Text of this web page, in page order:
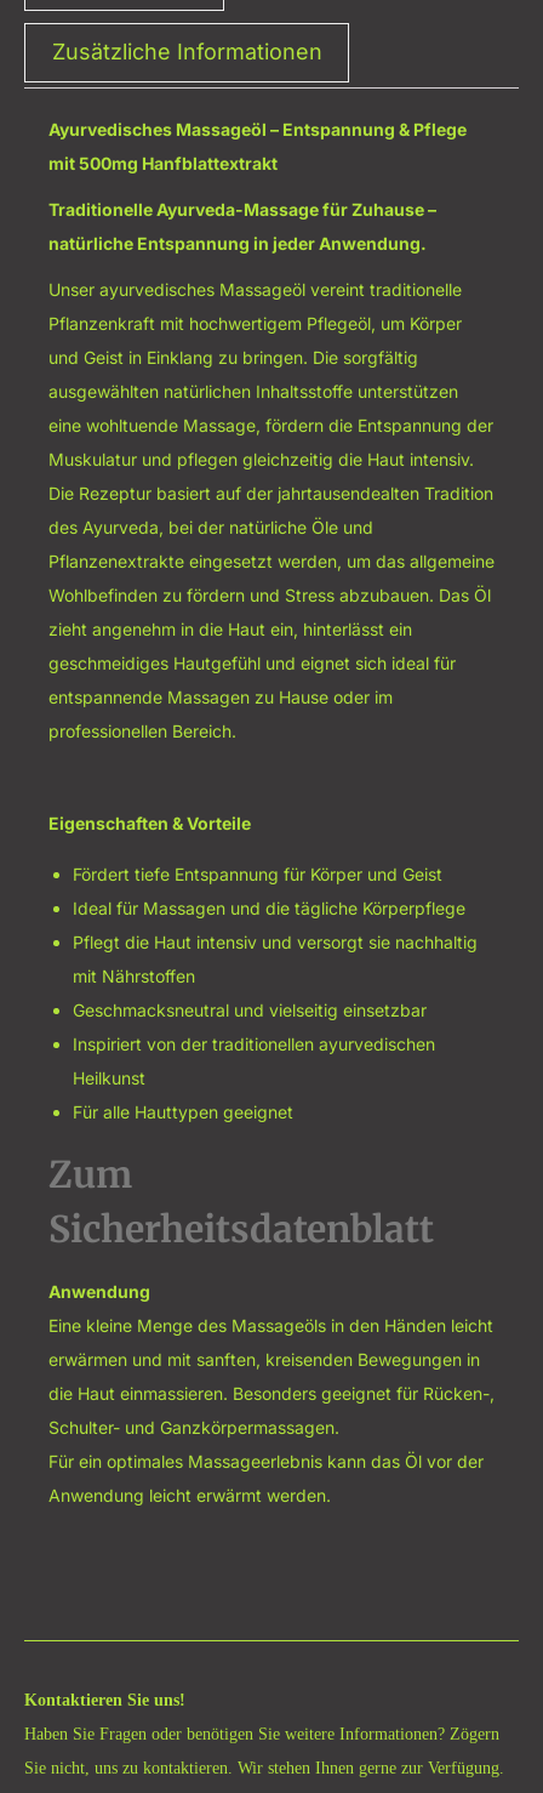
Zusätzliche Informationen
Ayurvedisches Massageöl – Entspannung & Pflege
mit 500mg Hanfblattextrakt
Traditionelle Ayurveda-Massage für Zuhause –
natürliche Entspannung in jederAnwendung.
Unser ayurvedisches Massageöl vereint traditionelle
Pflanzenkraft mit hochwertigem Pflegeöl, um Körper
und Geist in Einklang zu bringen. Die sorgfältig
ausgewählten natürlichen Inhaltsstoffe unterstützen
eine wohltuende Massage, fördern die Entspannung der
Muskulatur und pflegen gleichzeitig die Haut intensiv.
Die Rezeptur basiert auf der jahrtausendealten Tradition
des Ayurveda, bei der natürliche Öle und
Pflanzenextrakte eingesetzt werden, um das allgemeine
Wohlbefinden zu fördern und Stress abzubauen. Das Öl
zieht angenehm in die Haut ein, hinterlässt ein
geschmeidiges Hautgefühl und eignet sich ideal für
entspannende Massagen zu Hause oder im
professionellen Bereich.
Eigenschaften & Vorteile
Fördert tiefe Entspannung für Körper und Geist
Ideal für Massagen und die tägliche Körperpflege
Pflegt die Haut intensiv und versorgt sie nachhaltig
mit Nährstoffen
Geschmacksneutral und vielseitig einsetzbar
Inspiriert von der traditionellen ayurvedischen
Heilkunst
Für alle Hauttypen geeignet
Zum
Sicherheitsdatenblatt
Anwendung
Eine kleine Menge des Massageöls in den Händen leicht
erwärmen und mit sanften, kreisenden Bewegungen in
die Haut einmassieren. Besonders geeignet für Rücken-,
Schulter- und Ganzkörpermassagen.
Für ein optimales Massageerlebnis kann das Öl vor der
Anwendung leicht erwärmt werden.
Kontaktieren Sie uns!
Haben Sie Fragen oder benötigen Sie weitere Informationen? Zögern
Sie nicht, uns zu kontaktieren. Wir stehen Ihnen gerne zur Verfügung.